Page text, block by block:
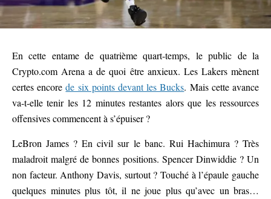
En cette entame de quatrième quart-temps, le public de la
Crypto.com Arena a de quoi être anxieux. Les Lakers mènent
certes encorede six points devant les Bucks. Mais cette avance
va-t-elle tenir les 12 minutes restantes alors que les ressources
offensives commencent à s’épuiser ?
LeBron James ? En civil sur le banc. Rui Hachimura ? Très
maladroit malgré de bonnes positions. Spencer Dinwiddie ? Un
non facteur. Anthony Davis, surtout ? Touché à l’épaule gauche
quelques minutes plus tôt, il ne joue plus qu’avec un bras…